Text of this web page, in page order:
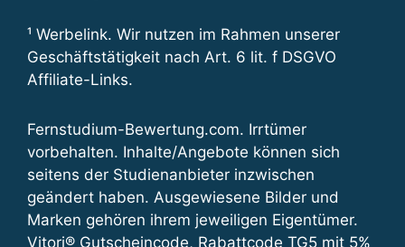
¹ Werbelink. Wir nutzen im Rahmen unserer
Geschäftstätigkeit nach Art. 6 lit. f DSGVO
Affiliate-Links.
Fernstudium-Bewertung.com. Irrtümer
vorbehalten. Inhalte/Angebote können sich
seitens der Studienanbieter inzwischen
geändert haben. Ausgewiesene Bilder und
Marken gehören ihrem jeweiligen Eigentümer.
Vitori® Gutscheincode, Rabattcode TG5 mit 5%